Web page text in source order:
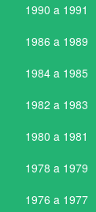
1990 a 1991
1986 a 1989
1984 a 1985
1982 a 1983
1980 a 1981
1978 a 1979
1976 a 1977